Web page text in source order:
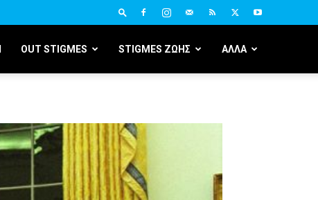
OUT STIGMES STIGMES ΖΩΗΣ ΑΛΛΑ